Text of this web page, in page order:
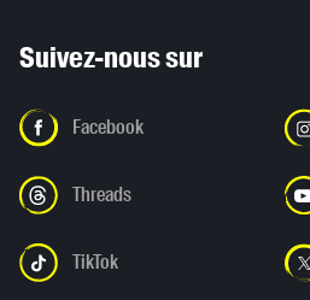
Suivez-nous sur
Facebook
Threads
TikTok